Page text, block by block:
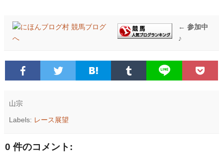
← 参加中
♪
山宗
Labels: レース展望
0 件のコメント: